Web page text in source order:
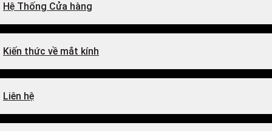
Hệ Thống Cửa hàng
Kiến thức về mắt kính
Liên hệ